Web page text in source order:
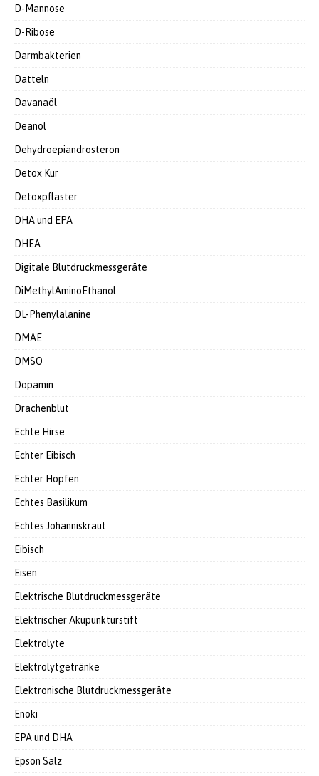
D-Mannose
D-Ribose
Darmbakterien
Datteln
Davanaöl
Deanol
Dehydroepiandrosteron
Detox Kur
Detoxpflaster
DHA und EPA
DHEA
Digitale Blutdruckmessgeräte
DiMethylAminoEthanol
DL-Phenylalanine
DMAE
DMSO
Dopamin
Drachenblut
Echte Hirse
Echter Eibisch
Echter Hopfen
Echtes Basilikum
Echtes Johanniskraut
Eibisch
Eisen
Elektrische Blutdruckmessgeräte
Elektrischer Akupunkturstift
Elektrolyte
Elektrolytgetränke
Elektronische Blutdruckmessgeräte
Enoki
EPA und DHA
Epson Salz